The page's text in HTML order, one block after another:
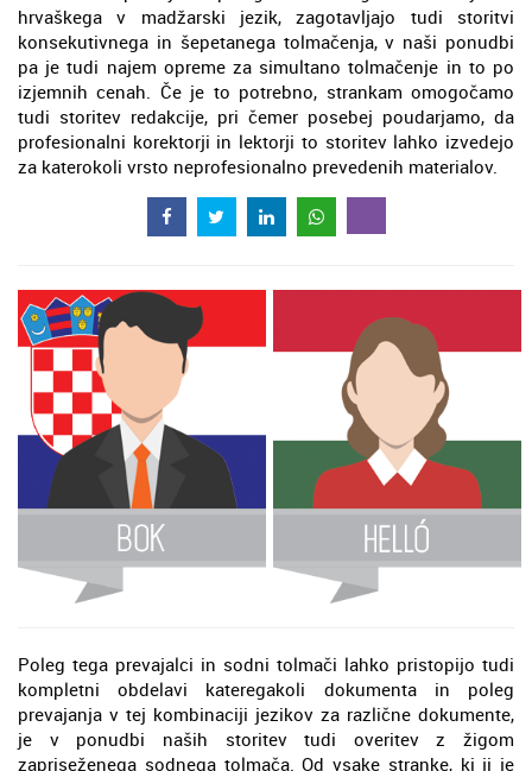
hrvaškega v madžarski jezik, zagotavljajo tudi storitvi
konsekutivnega in šepetanega tolmačenja, v naši ponudbi
pa je tudi najem opreme za simultano tolmačenje in to po
izjemnih cenah. Če je to potrebno, strankam omogočamo
tudi storitev redakcije, pri čemer posebej poudarjamo, da
profesionalni korektorji in lektorji to storitev lahko izvedejo
za katerokoli vrsto neprofesionalno prevedenih materialov.
Poleg tega prevajalci in sodni tolmači lahko pristopijo tudi
kompletni obdelavi kateregakoli dokumenta in poleg
prevajanja v tej kombinaciji jezikov za različne dokumente,
je v ponudbi naših storitev tudi overitev z žigom
zapriseženega sodnega tolmača. Od vsake stranke, ki ji je